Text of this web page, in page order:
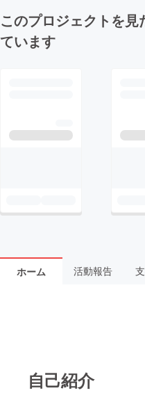
このプロジェクトを
ています
ホーム 活動報告
自己紹介